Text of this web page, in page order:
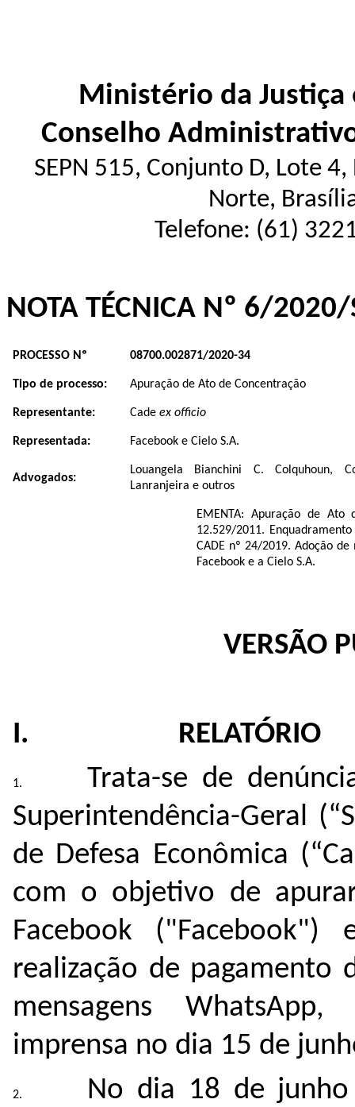
Ministério da Justiça
Conselho
SEPN 515, Conjunto D, Lote
Norte,
Telefone: (61)
NOTA TÉCNICA Nº 6/
PROCESSO Nº 08700.002871/2020-34
Tipo de processo: Apuração de Ato de Concentração
Representante: Cade ex officio
Representada: Facebook e Cielo S.A.
Advogados:
Louangela Bianchini C. Colquhoun,
Lanranjeira e outros
EMENTA: Apuração de Ato
12.529/2011.
CADE nº 24/2019. Adoção
Facebook e a Cielo S.A.
VERSÃO
I. RELATÓRIO
Trata-se de
Superintendência-Geral
de Defesa Econômica
com o objetivo de
Facebook
realização de
mensagens
imprensa no dia 15 de
No dia 18 de